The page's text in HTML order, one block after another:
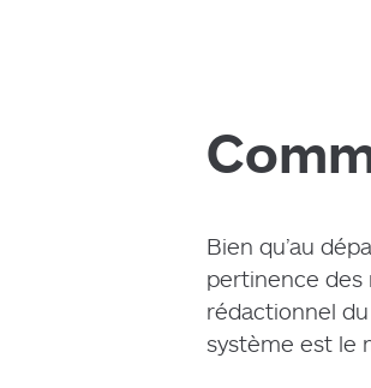
Actualités
Digital
Produits
Bien qu’au
pertinence
rédactionnel
système est le